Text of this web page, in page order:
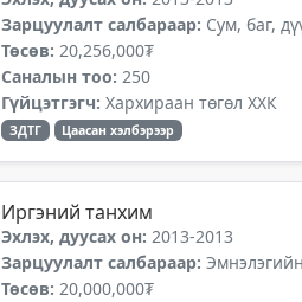
Зарцуулалт салбараар: Сум, баг,
Төсөв: 20,256,000₮
Саналын тоо: 250
Гүйцэтгэгч: Хархираан төгөл ХХК
ЗДТГ Цаасан хэлбэрээр
Иргэний танхим
Эхлэх, дуусах он: 2013-2013
Зарцуулалт салбараар:
Төсөв: 20,000,000₮